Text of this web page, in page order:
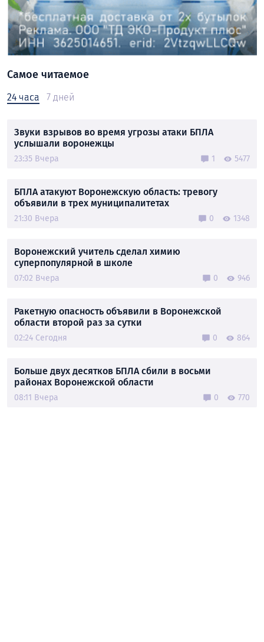
Самое читаемое
24 часа 7 дней
Звуки взрывов во время угрозы атаки БПЛА
услышали воронежцы
23:35 Вчера 1 5477
БПЛА атакуют Воронежскую область: тревогу
объявили в трех муниципалитетах
21:30 Вчера 0 1348
Воронежский учитель сделал химию
суперпопулярной в школе
07:02 Вчера 0 946
Ракетную опасность объявили в Воронежской
области второй раз за сутки
02:24 Сегодня 0 864
Больше двух десятков БПЛА сбили в восьми
районах Воронежской области
08:11 Вчера 0 770